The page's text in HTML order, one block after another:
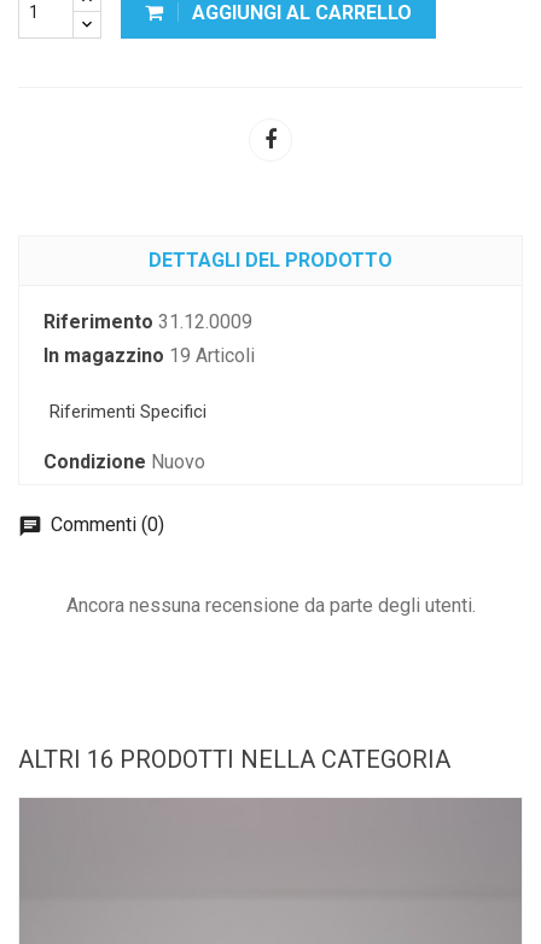
AGGIUNGI AL CARRELLO
DETTAGLI DEL PRODOTTO
Riferimento 31.12.0009
In magazzino 19 Articoli
Riferimenti Specifici
Condizione Nuovo
Commenti (0)
Ancora nessuna recensione da parte degli utenti.
ALTRI 16 PRODOTTI NELLA CATEGORIA